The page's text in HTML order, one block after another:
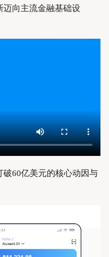
imToken最新版
向主流金融基础设
60亿美元的核心动因与